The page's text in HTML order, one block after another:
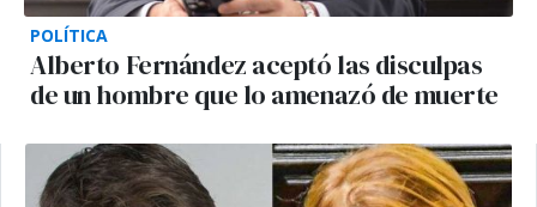
POLÍTICA
Alberto Fernández aceptó las disculpas
de un hombre que lo amenazó de muerte